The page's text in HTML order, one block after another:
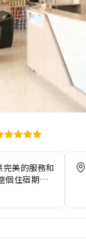
美的服務和
個住宿期間
，方便您對
餐服務，讓您
精心設計和裝